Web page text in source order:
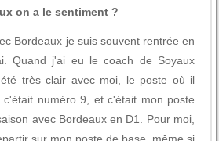
on a le sentiment ?
Bordeaux je suis souvent rentrée en
Quand j'ai eu le coach de Soyaux
très clair avec moi, le poste où il
numéro 9, et c'était mon poste
avec Bordeaux en D1. Pour moi,